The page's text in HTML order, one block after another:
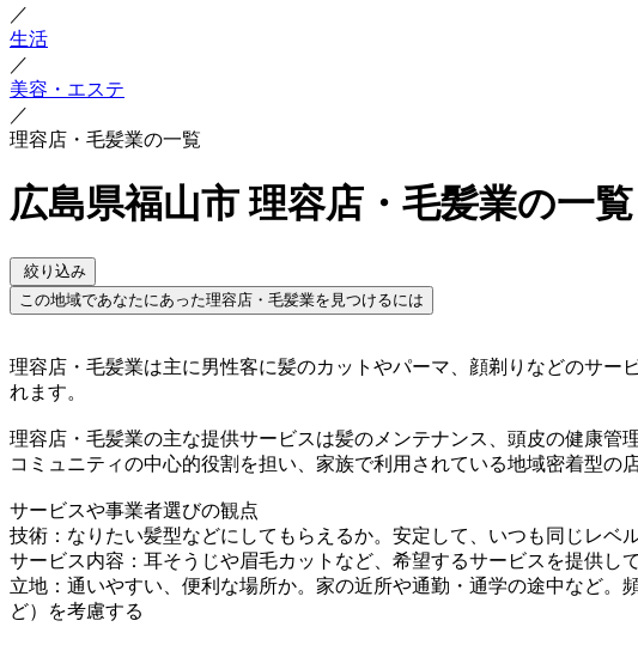
／
生活
／
美容・エステ
／
理容店・毛髪業の一覧
広島県福山市 理容店・毛髪業の一覧
絞り込み
この地域であなたにあった理容店・毛髪業を見つけるには
理容店・毛髪業は主に男性客に髪のカットやパーマ、顔剃りなどのサ
れます。
理容店・毛髪業の主な提供サービスは髪のメンテナンス、頭皮の健康管
コミュニティの中心的役割を担い、家族で利用されている地域密着型の
サービスや事業者選びの観点
技術：なりたい髪型などにしてもらえるか。安定して、いつも同じレ
サービス内容：耳そうじや眉毛カットなど、希望するサービスを提供
立地：通いやすい、便利な場所か。家の近所や通勤・通学の途中など
ど）を考慮する